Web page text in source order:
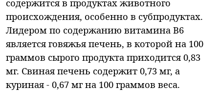
содержится в продуктах животного
происхождения, особенно в субпродуктах.
Лидером по содержанию витамина В6
является говяжья печень, в которой на 100
граммов сырого продукта приходится 0,83
мг. Свиная печень содержит 0,73 мг, а
куриная - 0,67 мг на 100 граммов веса.